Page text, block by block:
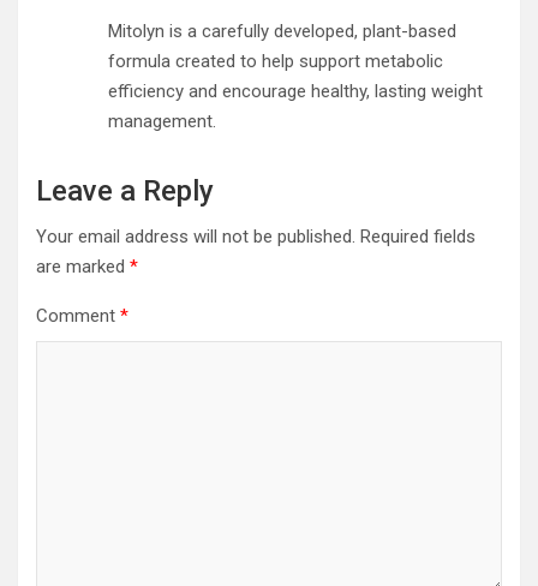
Mitolyn is a carefully developed, plant-based
formula created to help support metabolic
efficiency and encourage healthy, lasting weight
management.
Leave a Reply
Your email address will not be published. Required fields
are marked *
Comment *